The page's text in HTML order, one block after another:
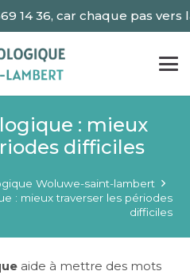
14 36, car chaque pas
: mieux
difficiles
Woluwe-saint-lambert
: mieux traverser les périodes
difficiles
aide à mettre des mots